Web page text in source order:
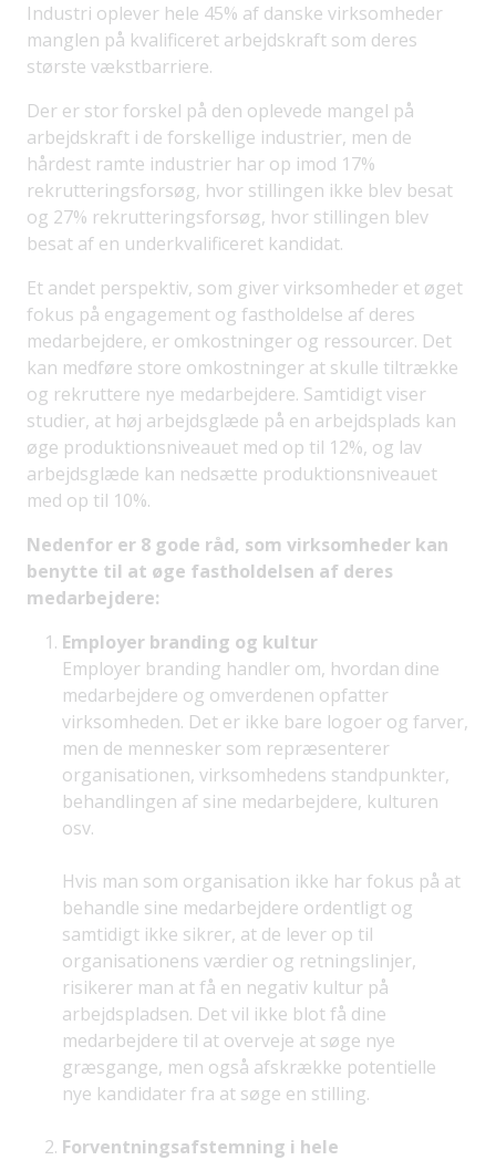
Industri oplever hele 45% af danske virksomheder
manglen på kvalificeret arbejdskraft som deres
største vækstbarriere.
Der er stor forskel på den oplevede mangel på
arbejdskraft i de forskellige industrier, men de
hårdest ramte industrier har op imod 17%
rekrutteringsforsøg, hvor stillingen ikke blev besat
og 27% rekrutteringsforsøg, hvor stillingen blev
besat af en underkvalificeret kandidat.
Et andet perspektiv, som giver virksomheder et øget
fokus på engagement og fastholdelse af deres
medarbejdere, er omkostninger og ressourcer. Det
kan medføre store omkostninger at skulle tiltrække
og rekruttere nye medarbejdere. Samtidigt viser
studier, at høj arbejdsglæde på en arbejdsplads kan
øge produktionsniveauet med op til 12%, og lav
arbejdsglæde kan nedsætte produktionsniveauet
med op til 10%.
Nedenfor er 8 gode råd, som virksomheder kan
benytte til at øge fastholdelsen af deres
medarbejdere:
Employer branding og kultur
Employer branding handler om, hvordan dine
medarbejdere og omverdenen opfatter
virksomheden. Det er ikke bare logoer og farver,
men de mennesker som repræsenterer
organisationen, virksomhedens standpunkter,
behandlingen af sine medarbejdere, kulturen
osv.
Hvis man som organisation ikke har fokus på at
behandle sine medarbejdere ordentligt og
samtidigt ikke sikrer, at de lever op til
organisationens værdier og retningslinjer,
risikerer man at få en negativ kultur på
arbejdspladsen. Det vil ikke blot få dine
medarbejdere til at overveje at søge nye
græsgange, men også afskrække potentielle
nye kandidater fra at søge en stilling.
Forventningsafstemning i hele